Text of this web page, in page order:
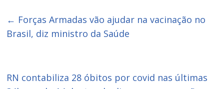
← Forças Armadas vão ajudar na vacinação no
Brasil, diz ministro da Saúde
RN contabiliza 28 óbitos por covid nas últimas